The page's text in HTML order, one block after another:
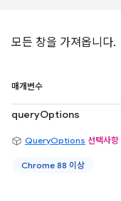
모든 창을 가져옵니다.
매개변수
queryOptions
QueryOptions 선택사항
Chrome 88 이상